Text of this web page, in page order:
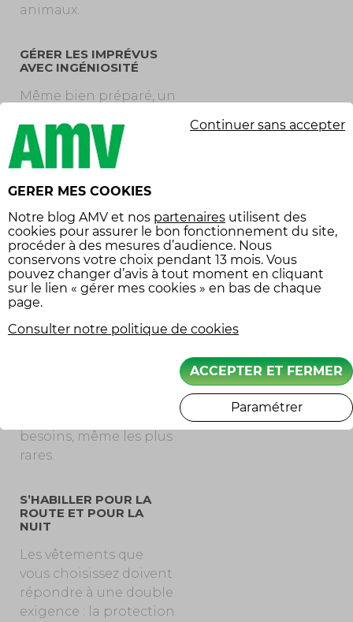
animaux.
GÉRER LES IMPRÉVUS
AVEC INGÉNIOSITÉ
Même bien préparé, un
l’abri d’un
contretemps. Une
crevaison, une vis
récalcitrante, un levier
cassé : mieux vaut avoir
à disposition quelques
outils de base et un kit
de réparation. Une
trousse de secours,
quant à elle, pourra
faire la différence en
besoins, même les plus
rares.
S’HABILLER POUR LA
ROUTE ET POUR LA
NUIT
Les vêtements que
vous choisissez doivent
répondre à une double
exigence : la protection
GERER MES COOKIES
Notre blog AMV et nos partenaires utilisent des
cookies pour assurer le bon fonctionnement du site,
procéder à des mesures d’audience. Nous
conservons votre choix pendant 13 mois. Vous
pouvez changer d’avis à tout moment en cliquant
sur le lien « gérer mes cookies » en bas de chaque
page.
Consulter notre politique de cookies
Continuer sans accepter
ACCEPTER ET FERMER
Paramétrer